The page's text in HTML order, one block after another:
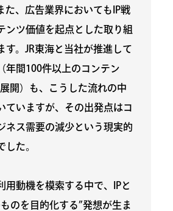
た、広告業界においてもIP戦
ンツ価値を起点とした取り組
す。JR東海と当社が推進して
年間100件以上のコンテン
開）も、こうした流れの中
ていますが、その出発点はコ
ネス需要の減少という現実的
した。
用動機を模索する中で、IPと
のを目的化する”発想が生ま